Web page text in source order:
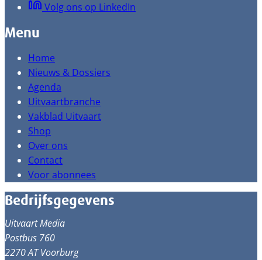
Volg ons op LinkedIn
Menu
Home
Nieuws & Dossiers
Agenda
Uitvaartbranche
Vakblad Uitvaart
Shop
Over ons
Contact
Voor abonnees
Bedrijfsgegevens
Uitvaart Media
Postbus 760
2270 AT Voorburg